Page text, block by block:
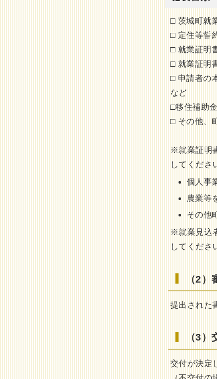
□ 茨城町就
□ 定住等誓
□ 就業証明
□ 就業証明
□ 申請者の
など
□移住補助
□ その他、
※就業証明
してくださ
個人事
農業等
その他
※就業見込
してくださ
（2）
提出された
（3）
交付が決定